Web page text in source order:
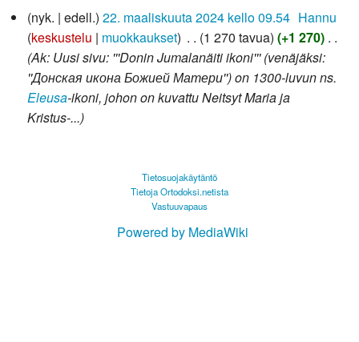
22.
maaliskuuta
2024
nyk. edell. 22. maaliskuuta 2024 kello 09.54‎ Hannu
keskustelu
muokkaukset 1 270 tavua +1 270 ‎
Ak: Uusi sivu: '''Donin Jumalanäiti ikoni''' (venäjäksi:
''Донская икона Божией Матери'') on 1300-luvun ns.
Eleusa-ikoni, johon on kuvattu Neitsyt Maria ja
Kristus-...
Tietosuojakäytäntö
Tietoja Ortodoksi.netista
Vastuuvapaus
Powered by MediaWiki